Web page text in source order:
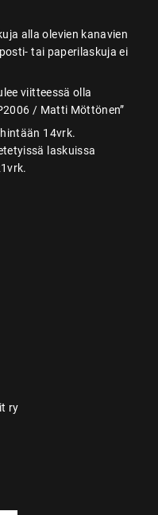
alla olevien kanavien
tai paperilaskuja ei
viitteessä olla
/ Matti Möttönen”
14vrk.
laskuissa
ry